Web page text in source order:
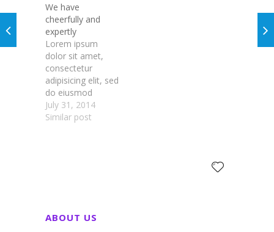
minim veniam,
quis nostrud
exercitation
ullamco laboris
nisi ut aliquip ex
ea commodo
consequat. Duis
aute irure dolor in
reprehenderit in
voluptate velit
We have
cheerfully and
expertly
Lorem ipsum
dolor sit amet,
consectetur
adipisicing elit, sed
do eiusmod
tempor incididunt
ut labore et
ea commodo
July 31, 2014
Similar post
ABOUT US